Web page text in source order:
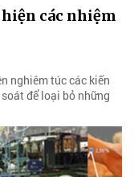
các nhiệm
nghiêm túc các kiến
để loại bỏ những